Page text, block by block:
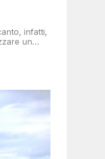
infatti,
un